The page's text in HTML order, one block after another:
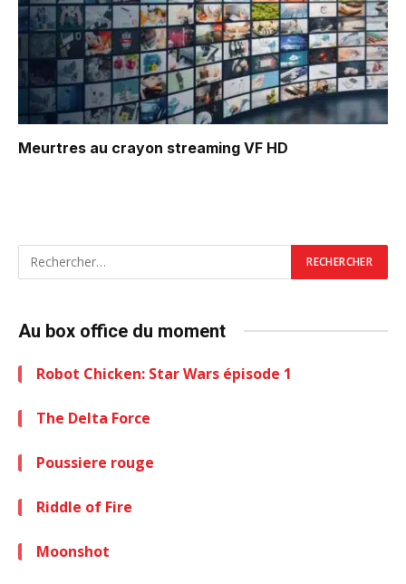
Meurtres au crayon streaming VF HD
Au box office du moment
Robot Chicken: Star Wars épisode 1
The Delta Force
Poussiere rouge
Riddle of Fire
Moonshot